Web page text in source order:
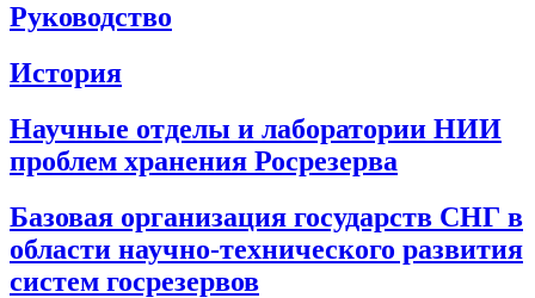
Руководство
История
Научные отделы и лаборатории НИИ
проблем хранения Росрезерва
Базовая организация государств СНГ в
области научно-технического развития
систем госрезервов